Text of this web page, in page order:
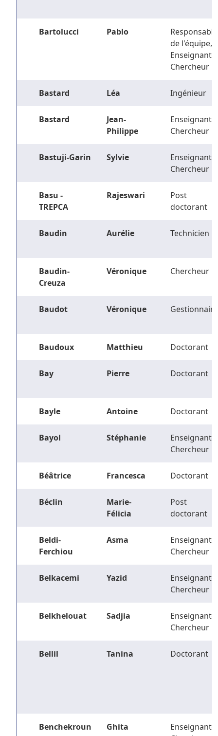
Bartolucci Pablo
Responsable
de l'équipe,
Enseignant-
Chercheur
Bastard Léa Ingénieur
Bastard
Jean-
Philippe
Enseignant-
Chercheur
Bastuji-Garin Sylvie
Enseignant-
Chercheur
Basu -
TREPCA
Rajeswari
Post
doctorant
Baudin Aurélie Technicien
Baudin-
Creuza
Véronique Chercheur
Baudot Véronique Gestionnaire
Baudoux Matthieu Doctorant
Bay Pierre Doctorant
Bayle Antoine Doctorant
Bayol Stéphanie
Enseignant-
Chercheur
Béâtrice Francesca Doctorant
Béclin
Marie-
Félicia
Post
doctorant
Beldi-
Ferchiou
Asma
Enseignant-
Chercheur
Belkacemi Yazid
Enseignant-
Chercheur
Belkhelouat Sadjia
Enseignant-
Chercheur
Bellil Tanina Doctorant
Benchekroun Ghita
Enseignant-